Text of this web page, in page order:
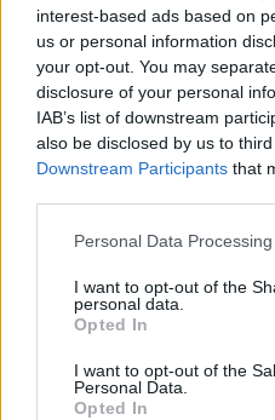
interest-based ads based on
us or personal information
your opt-out. You may
disclosure of your personal
IAB’s list of downstream
also be disclosed by us to
Downstream Participants that
Personal Data
I want to opt-out of the
personal data.
Opted In
I want to opt-out of the
Personal Data.
Opted In